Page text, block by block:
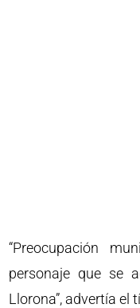
“Preocupación
personaje que se
Llorona”, advertía el